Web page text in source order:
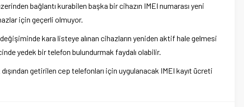
bağlantı kurabilen başka bir cihazın IMEI numarası yeni
için geçerli olmuyor.
değişiminde kara listeye alınan cihazların yeniden aktif hale gelmesi
yedek bir telefon bulundurmak faydalı olabilir.
dışından getirilen cep telefonları için uygulanacak IMEI kayıt ücreti